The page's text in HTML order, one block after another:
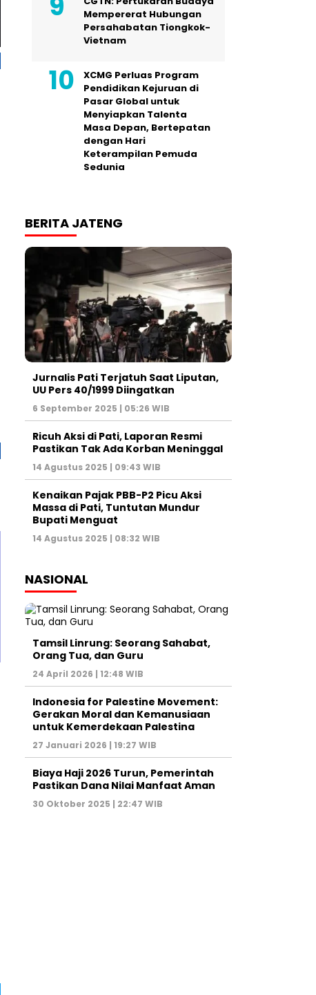
Mempererat Hubungan
Persahabatan Tiongkok-
Vietnam
XCMG Perluas Program
Pendidikan Kejuruan di
Pasar Global untuk
Menyiapkan Talenta
Masa Depan, Bertepatan
dengan Hari
Keterampilan Pemuda
Sedunia
BERITA JATENG
Jurnalis Pati Terjatuh Saat Liputan,
UU Pers 40/1999 Diingatkan
6 September 2025 | 05:26 WIB
Ricuh Aksi di Pati, Laporan Resmi
Pastikan Tak Ada Korban Meninggal
14 Agustus 2025 | 09:43 WIB
Kenaikan Pajak PBB-P2 Picu Aksi
Massa di Pati, Tuntutan Mundur
Bupati Menguat
14 Agustus 2025 | 08:32 WIB
NASIONAL
Tamsil Linrung: Seorang Sahabat,
Orang Tua, dan Guru
24 April 2026 | 12:48 WIB
Indonesia for Palestine Movement:
Gerakan Moral dan Kemanusiaan
untuk Kemerdekaan Palestina
27 Januari 2026 | 19:27 WIB
Biaya Haji 2026 Turun, Pemerintah
Pastikan Dana Nilai Manfaat Aman
30 Oktober 2025 | 22:47 WIB